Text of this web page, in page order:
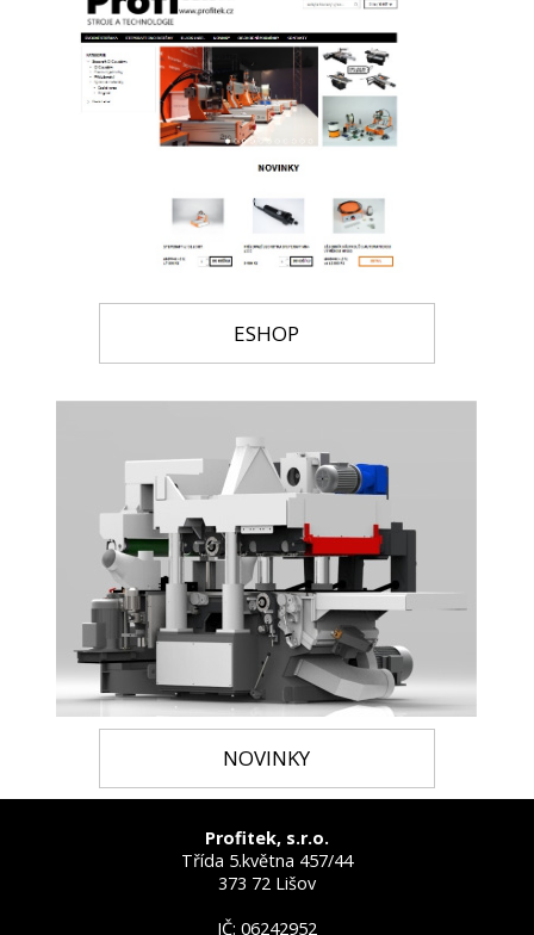
ESHOP
NOVINKY
Profitek, s.r.o.
Třída 5.května 457/44
373 72 Lišov
IČ: 06242952